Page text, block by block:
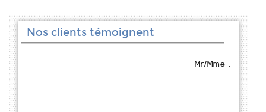
Nos clients témoignent
Mr/Mme .